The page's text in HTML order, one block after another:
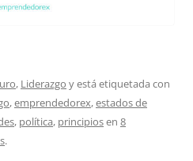
, Liderazgo y está etiquetada con
,emprendedorex,estados de
, política, principiosen 8
.